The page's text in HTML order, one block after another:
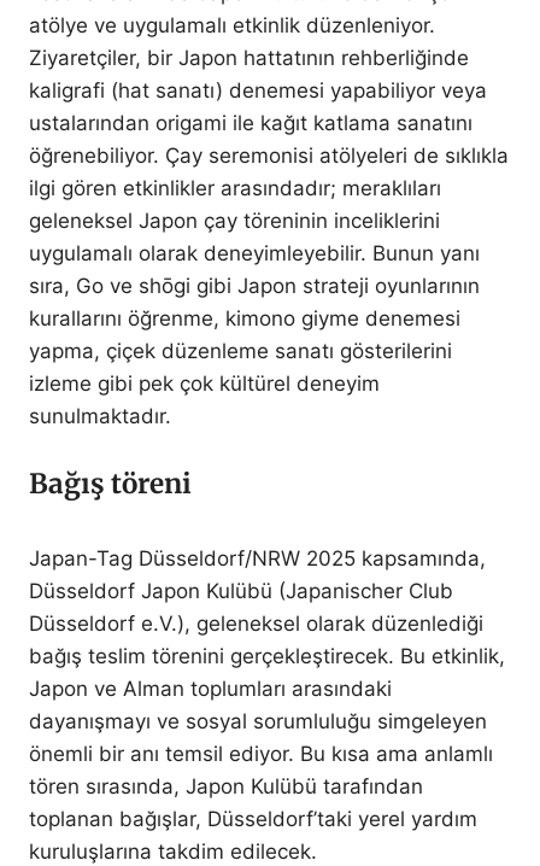
atölye ve uygulamalı etkinlik düzenleniyor.
Ziyaretçiler, bir Japon hattatının rehberliğinde
kaligrafi (hat sanatı) denemesi yapabiliyor veya
ustalarından origami ile kağıt katlama sanatını
öğrenebiliyor. Çay seremonisi atölyeleri de sıklıkla
ilgi gören etkinlikler arasındadır; meraklıları
geleneksel Japon çay töreninin inceliklerini
uygulamalı olarak deneyimleyebilir. Bunun yanı
sıra, Go ve shōgi gibi Japon strateji oyunlarının
kurallarını öğrenme, kimono giyme denemesi
yapma, çiçek düzenleme sanatı gösterilerini
izleme gibi pek çok kültürel deneyim
sunulmaktadır.
Bağış töreni
Japan-Tag Düsseldorf/NRW 2025 kapsamında,
Düsseldorf Japon Kulübü (Japanischer Club
Düsseldorf e.V.), geleneksel olarak düzenlediği
bağış teslim törenini gerçekleştirecek. Bu etkinlik,
Japon ve Alman toplumları arasındaki
dayanışmayı ve sosyal sorumluluğu simgeleyen
önemli bir anı temsil ediyor. Bu kısa ama anlamlı
tören sırasında, Japon Kulübü tarafından
toplanan bağışlar, Düsseldorf’taki yerel yardım
kuruluşlarına takdim edilecek.